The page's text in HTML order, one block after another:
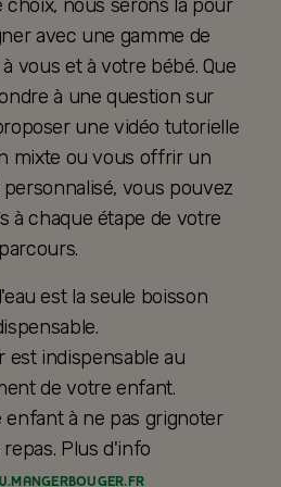
choix, nous serons là pour
avec une gamme de
vous et à votre bébé. Que
à une question sur
une vidéo tutorielle
mixte ou vous offrir un
vous pouvez
à chaque étape de votre
parcours.
est la seule boisson
est indispensable au
de votre enfant.
à ne pas grignoter
Plus d'info